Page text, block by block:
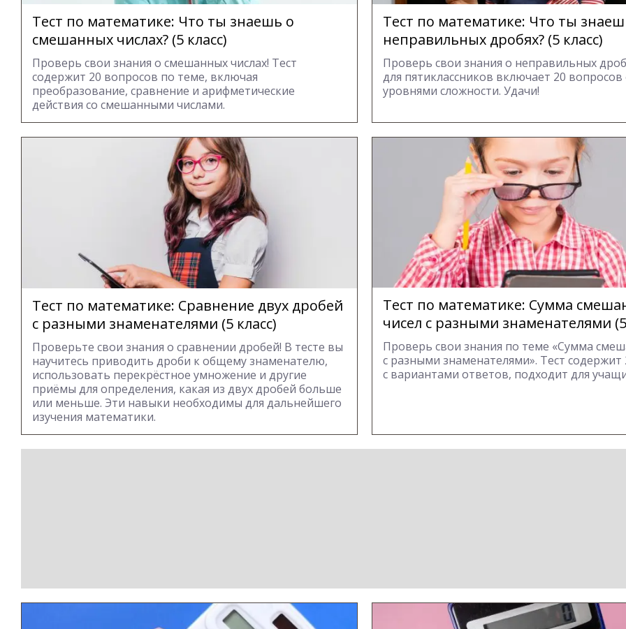
Тест по математике: Что ты знаешь о
смешанных числах? (5 класс)
Проверь свои знания о смешанных числах! Тест
содержит 20 вопросов по теме, включая
преобразование, сравнение и арифметические
действия со смешанными числами.
Тест по математике: Что ты
неправильных дробях? (5 класс)
Проверь свои знания о неправильных
для пятиклассников включает 20
уровнями сложности. Удачи!
Тест по математике: Сравнение двух дробей
с разными знаменателями (5 класс)
Проверьте свои знания о сравнении дробей! В тесте вы
научитесь приводить дроби к общему знаменателю,
использовать перекрёстное умножение и другие
приёмы для определения, какая из двух дробей больше
или меньше. Эти навыки необходимы для дальнейшего
изучения математики.
Тест по математике: Сумма
чисел с разными знаменателями (5
Проверь свои знания по теме «Сумма
с разными знаменателями». Тест содержит
с вариантами ответов, подходит для